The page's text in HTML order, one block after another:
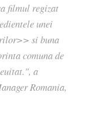
filmul regizat
unei
si buna
comuna de
a
Romania,